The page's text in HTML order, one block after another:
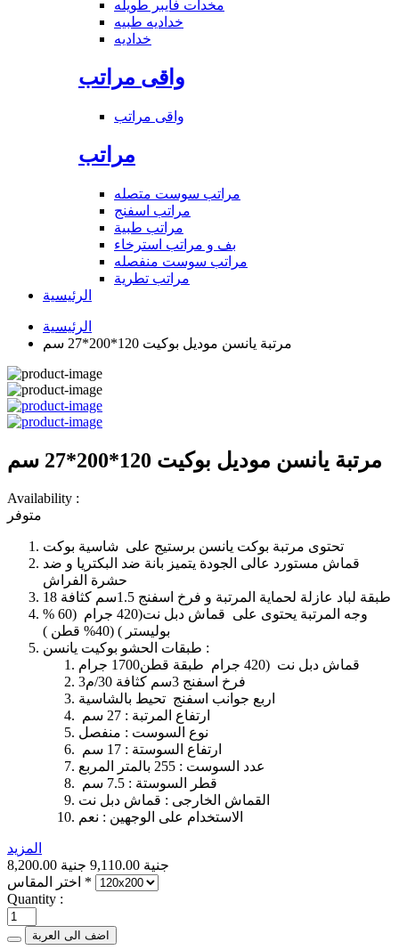
مخدات فايبر طويله
خداديه طبيه
خداديه
واقى مراتب
واقى مراتب
مراتب
مراتب سوست متصله
مراتب اسفنج
مراتب طبية
بف و مراتب استرخاء
مراتب سوست منفصله
مراتب تطرية
الرئيسية
الرئيسية
مرتبة يانسن موديل بوكيت 120*200*27 سم
مرتبة يانسن موديل بوكيت 120*200*27 سم
Availability :
متوفر
تحتوى مرتبة بوكت يانسن برستيج على شاسية بوكت
قماش مستورد عالى الجودة يتميز بانة ضد البكتريا و ضد
حشرة الفراش
طبقة لباد عازلة لحماية المرتبة و فرخ اسفنج 1.5سم كثافة 18
وجه المرتبة يحتوى على قماش دبل نت(420 جرام (60 %
بوليستر ) (40% قطن )
طبقات الحشو بوكيت يانسن :
نوع السوست : منفصل
الاستخدام على الوجهين : نعم
المزيد
8,200.00 جنية 9,110.00 جنية
*
Quantity :
اضف الى العربة